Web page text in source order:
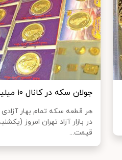
جولان سکه در کانال ۱۰ میلیون تومانی
هر قطعه سکه تمام بهار
در بازار آزاد تهران امروز
قیمت...